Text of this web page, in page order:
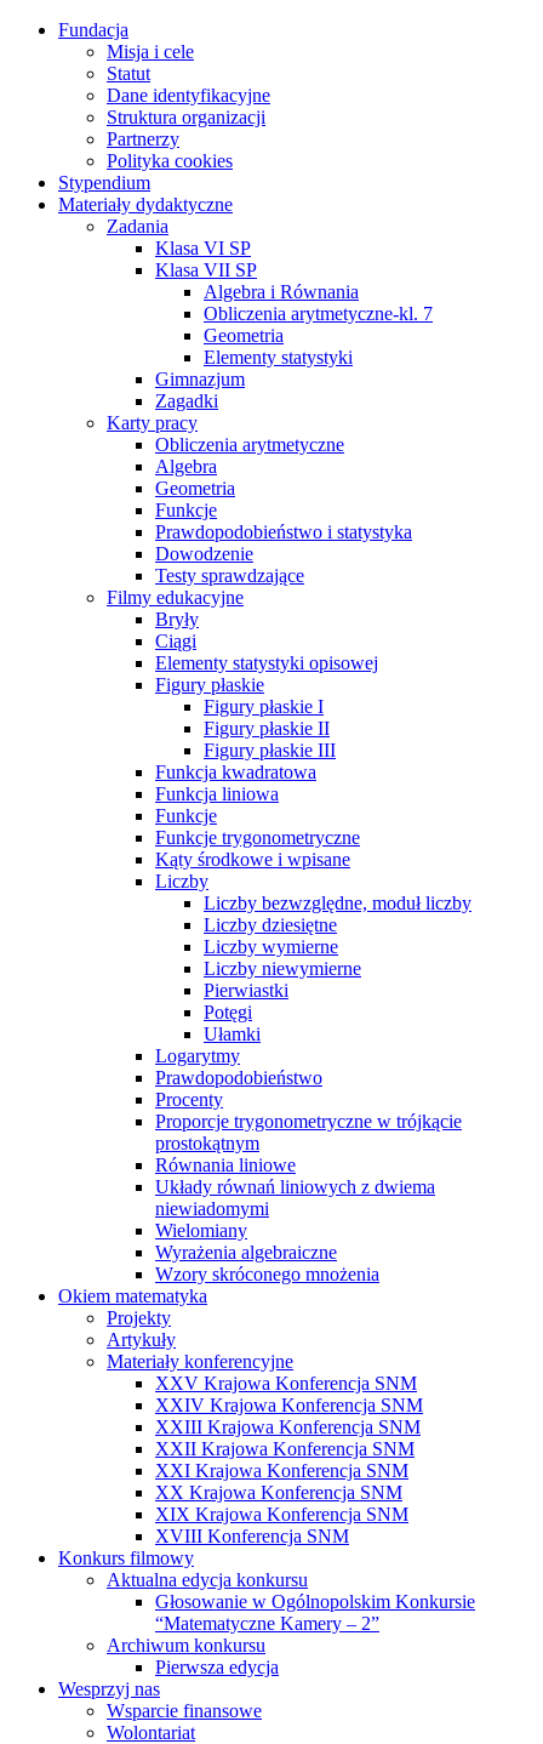
Fundacja
Misja i cele
Statut
Dane identyfikacyjne
Struktura organizacji
Partnerzy
Polityka cookies
Stypendium
Materiały dydaktyczne
Zadania
Klasa VI SP
Klasa VII SP
Algebra i Równania
Obliczenia arytmetyczne-kl. 7
Geometria
Elementy statystyki
Gimnazjum
Zagadki
Karty pracy
Obliczenia arytmetyczne
Algebra
Geometria
Funkcje
Prawdopodobieństwo i statystyka
Dowodzenie
Testy sprawdzające
Filmy edukacyjne
Bryły
Ciągi
Elementy statystyki opisowej
Figury płaskie
Figury płaskie I
Figury płaskie II
Figury płaskie III
Funkcja kwadratowa
Funkcja liniowa
Funkcje
Funkcje trygonometryczne
Kąty środkowe i wpisane
Liczby
Liczby bezwzględne, moduł liczby
Liczby dziesiętne
Liczby wymierne
Liczby niewymierne
Pierwiastki
Potęgi
Ułamki
Logarytmy
Prawdopodobieństwo
Procenty
Proporcje trygonometryczne w trójkącie
prostokątnym
Równania liniowe
Układy równań liniowych z dwiema
niewiadomymi
Wielomiany
Wyrażenia algebraiczne
Wzory skróconego mnożenia
Okiem matematyka
Projekty
Artykuły
Materiały konferencyjne
XXV Krajowa Konferencja SNM
XXIV Krajowa Konferencja SNM
XXIII Krajowa Konferencja SNM
XXII Krajowa Konferencja SNM
XXI Krajowa Konferencja SNM
XX Krajowa Konferencja SNM
XIX Krajowa Konferencja SNM
XVIII Konferencja SNM
Konkurs filmowy
Aktualna edycja konkursu
Głosowanie w Ogólnopolskim Konkursie
“Matematyczne Kamery – 2”
Archiwum konkursu
Pierwsza edycja
Wesprzyj nas
Wsparcie finansowe
Wolontariat